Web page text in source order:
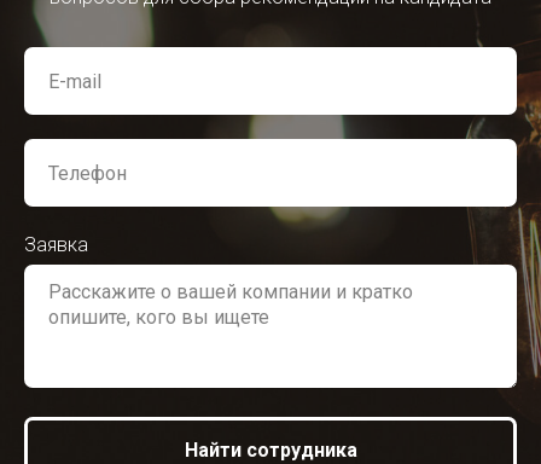
Заявка
Найти сотрудника